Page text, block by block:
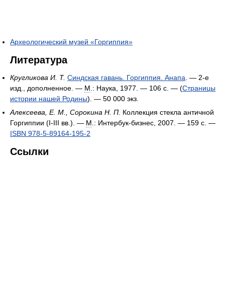
Археологический музей «Горгиппия»
Литература
Кругликова И. Т. Синдская гавань. Горгиппия. Анапа. — 2-е
изд., дополненное. — М.: Наука, 1977. — 106 с. — (Страницы
истории нашей Родины). — 50 000 экз.
Алексеева, Е. М., Сорокина Н. П. Коллекция стекла античной
Горгиппии (I-III вв.). — М.: Интербук-бизнес, 2007. — 159 с. —
ISBN 978-5-89164-195-2
Ссылки